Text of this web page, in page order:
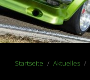
Startseite Aktuelles